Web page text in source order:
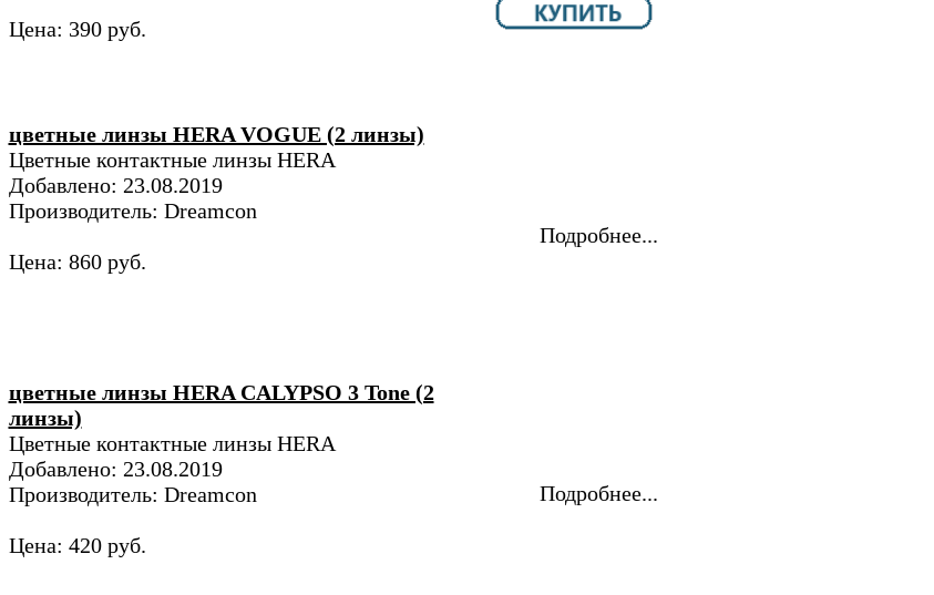
Цена: 390 руб.
цветные линзы HERA VOGUE (2 линзы)
Цветные контактные линзы HERA
Добавлено: 23.08.2019
Производитель: Dreamcon
Цена: 860 руб.
Подробнее...
цветные линзы HERA CALYPSO 3 Tone (2
линзы)
Цветные контактные линзы HERA
Добавлено: 23.08.2019
Производитель: Dreamcon
Цена: 420 руб.
Подробнее...